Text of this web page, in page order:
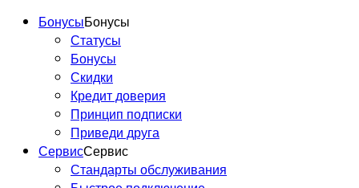
БонусыБонусы
Статусы
Бонусы
Скидки
Кредит доверия
Принцип подписки
Приведи друга
СервисСервис
Стандарты обслуживания